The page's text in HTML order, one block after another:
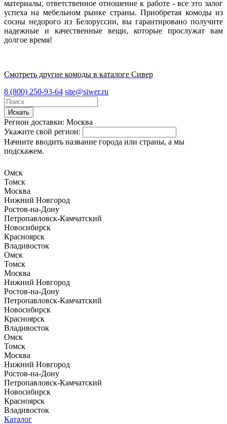
материалы, ответственное отношение к работе - все это залог
успеха на мебельном рынке страны. Приобретая комоды из
сосны недорого из Белоруссии, вы гарантировано получите
надежные и качественные вещи, которые прослужат вам
долгое время!
Смотреть другие комоды в каталоге Сивер
8 (800) 250-93-64 site@siwer.ru
Искать
Регион доставки: Москва
Укажите свой регион:
Начните вводить название города или страны, а мы
подскажем.
Омск
Томск
Москва
Нижний Новгород
Ростов-на-Дону
Петропавловск-Камчатский
Новосибирск
Красноярск
Владивосток
Омск
Томск
Москва
Нижний Новгород
Ростов-на-Дону
Петропавловск-Камчатский
Новосибирск
Красноярск
Владивосток
Омск
Томск
Москва
Нижний Новгород
Ростов-на-Дону
Петропавловск-Камчатский
Новосибирск
Красноярск
Владивосток
Каталог